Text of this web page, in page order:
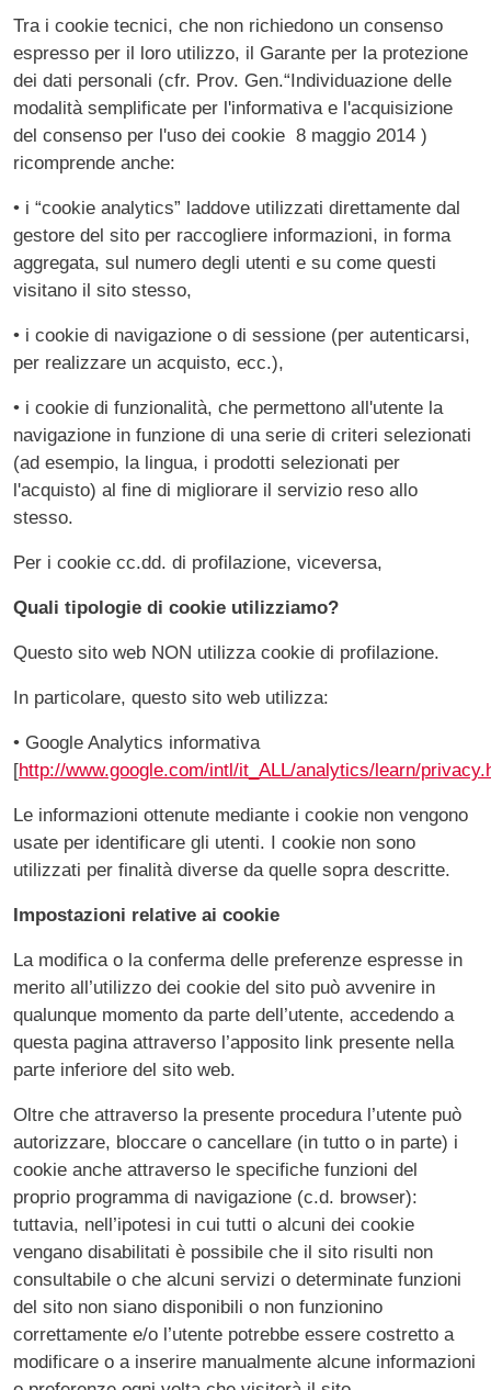
Tra i cookie tecnici, che non richiedono un consenso
espresso per il loro utilizzo, il Garante per la protezione
dei dati personali (cfr. Prov. Gen.“Individuazione delle
modalità semplificate per l'informativa e l'acquisizione
del consenso per l'uso dei cookie ­ 8 maggio 2014 )
ricomprende anche:
• i “cookie analytics” laddove utilizzati direttamente dal
gestore del sito per raccogliere informazioni, in forma
aggregata, sul numero degli utenti e su come questi
visitano il sito stesso,
• i cookie di navigazione o di sessione (per autenticarsi,
per realizzare un acquisto, ecc.),
• i cookie di funzionalità, che permettono all'utente la
navigazione in funzione di una serie di criteri selezionati
(ad esempio, la lingua, i prodotti selezionati per
l'acquisto) al fine di migliorare il servizio reso allo
stesso.
Per i cookie cc.dd. di profilazione, viceversa,
Quali tipologie di cookie utilizziamo?
Questo sito web NON utilizza cookie di profilazione.
In particolare, questo sito web utilizza:
• Google Analytics informativa
[http://www.google.com/intl/it_ALL/analytics/learn/
Le informazioni ottenute mediante i cookie non vengono
usate per identificare gli utenti. I cookie non sono
utilizzati per finalità diverse da quelle sopra descritte.
Impostazioni relative ai cookie
La modifica o la conferma delle preferenze espresse in
merito all’utilizzo dei cookie del sito può avvenire in
qualunque momento da parte dell’utente, accedendo a
questa pagina attraverso l’apposito link presente nella
parte inferiore del sito web.
Oltre che attraverso la presente procedura l’utente può
autorizzare, bloccare o cancellare (in tutto o in parte) i
cookie anche attraverso le specifiche funzioni del
proprio programma di navigazione (c.d. browser):
tuttavia, nell’ipotesi in cui tutti o alcuni dei cookie
vengano disabilitati è possibile che il sito risulti non
consultabile o che alcuni servizi o determinate funzioni
del sito non siano disponibili o non funzionino
correttamente e/o l’utente potrebbe essere costretto a
modificare o a inserire manualmente alcune informazioni